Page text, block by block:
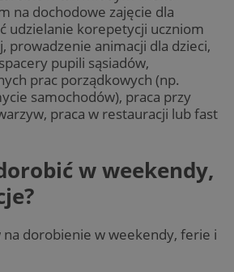
na dochodowe zajęcie dla
udzielanie korepetycji uczniom
prowadzenie animacji dla dzieci,
pupili sąsiadów,
prac porządkowych (np.
samochodów), praca przy
praca w restauracji lub fast
w weekendy,
na dorobienie w weekendy, ferie i